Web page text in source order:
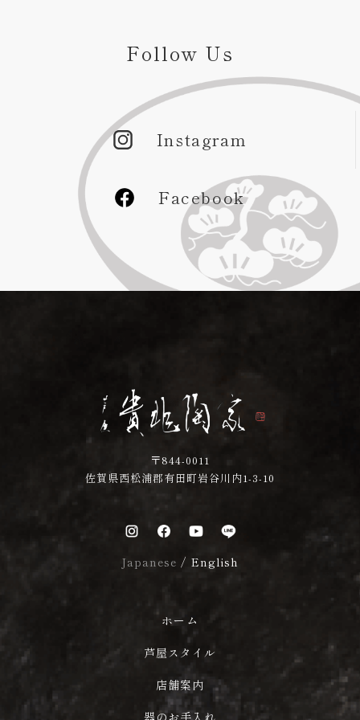
Follow Us
Instagram
Facebook
〒844-0011
佐賀県西松浦郡有田町岩谷川内1-3-10
Japanese / English
ホーム
芦屋スタイル
店舗案内